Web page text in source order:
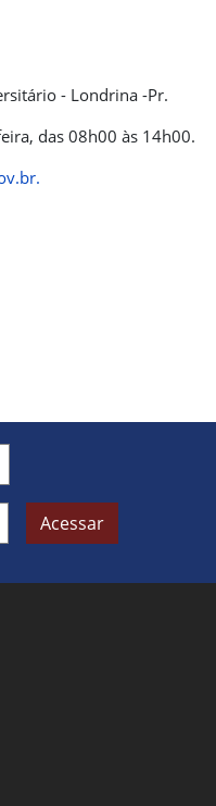
- Londrina -Pr.
das 08h00 às 14h00.
.
Acessar